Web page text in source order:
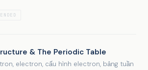
& The Periodic Table
electron, cấu hình electron, bảng tuần